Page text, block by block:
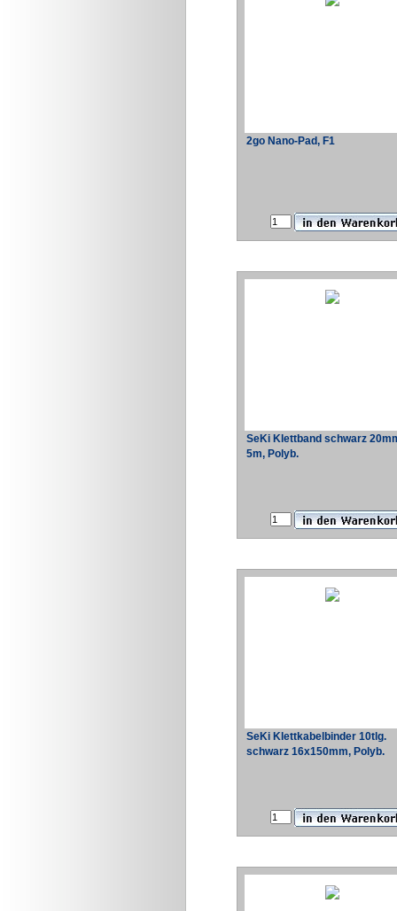
2go Nano-Pad, F1
SeKi Klettband schwarz
5m, Polyb.
SeKi Klettkabelbinder 10tlg.
schwarz 16x150mm, Polyb.